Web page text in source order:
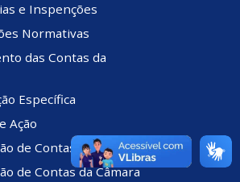
e Inspenções
Normativas
das Contas da
Específica
Ação
de Contas Anual (PCA)
de Contas da Câmara